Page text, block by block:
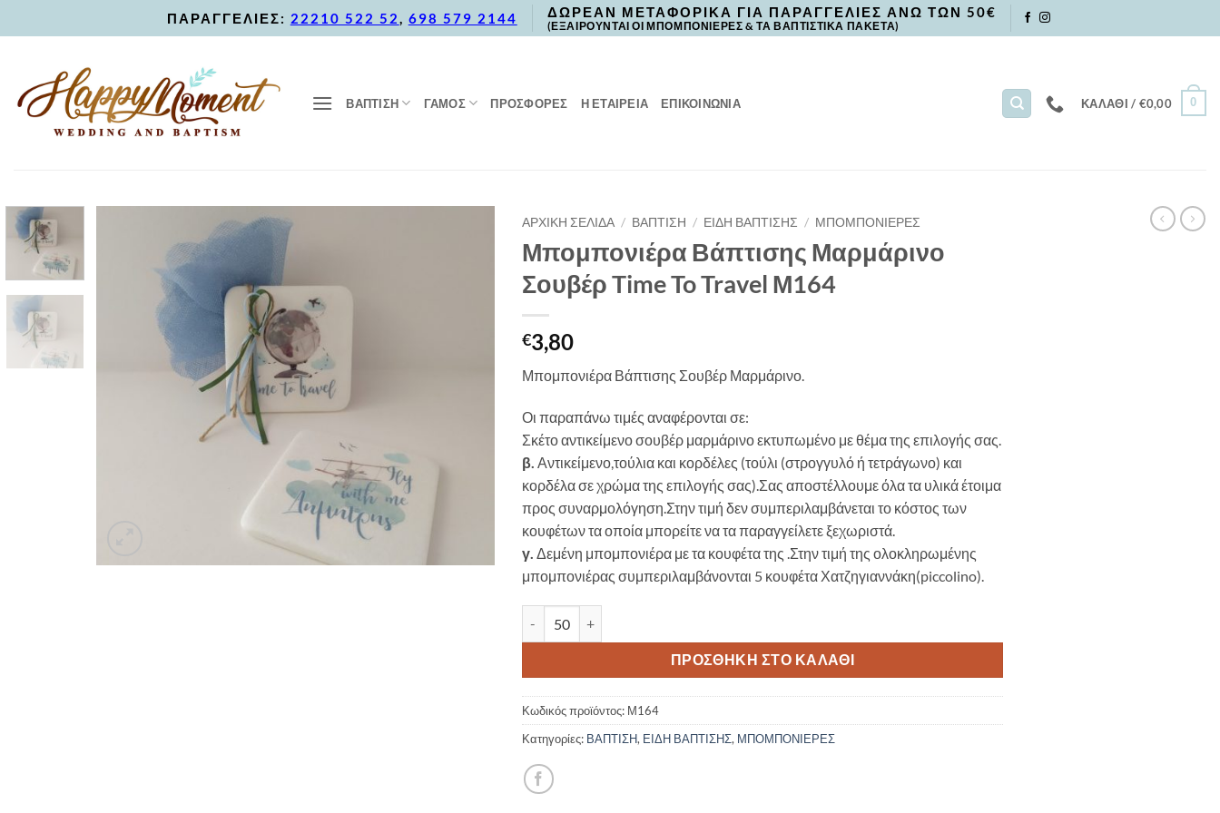
to
ΠΑΡΑΓΓΕΛΙΕΣ: 22210 522 52, 698 579 2144 ΔΩΡΕΑΝ ΜΕΤΑΦΟΡΙΚΑ ΓΙΑ ΠΑΡΑΓΓΕΛΙΕΣ ΑΝΩ ΤΩΝ 50€
(ΕΞΑΙΡΟΥΝΤΑΙ ΟΙ ΜΠΟΜΠΟΝΙΕΡΕΣ & ΤΑ ΒΑΠΤΙΣΤΙΚΑ ΠΑΚΕΤΑ)
ΒΑΠΤΙΣΗ ΓΑΜΟΣ ΠΡΟΣΦΟΡΈΣ Η ΕΤΑΙΡΕΙΑ ΕΠΙΚΟΙΝΩΝΙΑ ΚΑΛΆΘΙ / €0,00 0
ΑΡΧΙΚΉ ΣΕΛΊΔΑ / ΒΑΠΤΙΣΗ / ΕΙΔΗ ΒΑΠΤΙΣΗΣ / ΜΠΟΜΠΟΝΙΕΡΕΣ
Μπομπονιέρα Βάπτισης Μαρμάρινο
Σουβέρ Time To Travel Μ164
€3,80
Μπομπονιέρα Βάπτισης Σουβέρ Μαρμάρινο.
Οι παραπάνω τιμές αναφέρονται σε:
Σκέτο αντικείμενο σουβέρ μαρμάρινο εκτυπωμένο με θέμα της επιλογής σας.
β. Αντικείμενο,τούλια και κορδέλες (τούλι (στρογγυλό ή τετράγωνο) και
κορδέλα σε χρώμα της επιλογής σας).Σας αποστέλλουμε όλα τα υλικά έτοιμα
προς συναρμολόγηση.Στην τιμή δεν συμπεριλαμβάνεται το κόστος των
κουφέτων τα οποία μπορείτε να τα παραγγείλετε ξεχωριστά.
γ. Δεμένη μπομπονιέρα με τα κουφέτα της .Στην τιμή της ολοκληρωμένης
μπομπονιέρας συμπεριλαμβάνονται 5 κουφέτα Χατζηγιαννάκη(piccolino).
ΠΡΟΣΘΉΚΗ ΣΤΟ ΚΑΛΆΘΙ
Κωδικός προϊόντος: Μ164
Κατηγορίες: ΒΑΠΤΙΣΗ, ΕΙΔΗ ΒΑΠΤΙΣΗΣ, ΜΠΟΜΠΟΝΙΕΡΕΣ